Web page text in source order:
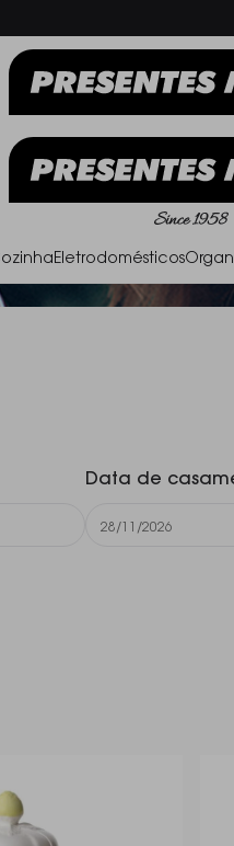
Eletrodomésticos
Data de
28/11/2026